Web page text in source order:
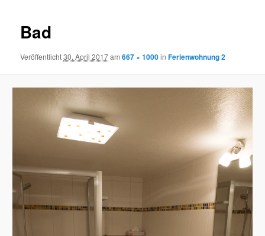
Bad
Veröffentlicht30. April 2017am667 × 1000inFerienwohnung 2